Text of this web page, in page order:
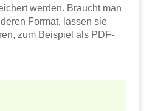
werden. Braucht man
Format, lassen sie
zum Beispiel als PDF-